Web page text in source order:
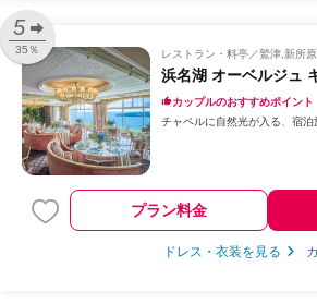
5
35％ レストラン・料亭 鷲津,新所
浜名湖 オーベルジュ
カップルのおすすめポイント
チャペルに自然光が入る
宿泊
プラン料金
ドレス・衣装を見る